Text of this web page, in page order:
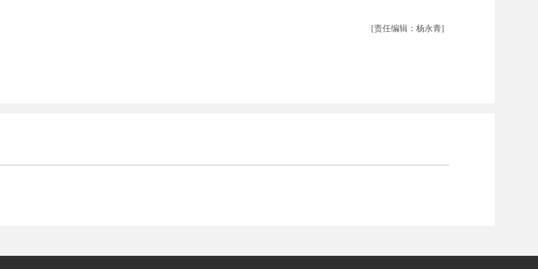
[责任编辑：杨永青]